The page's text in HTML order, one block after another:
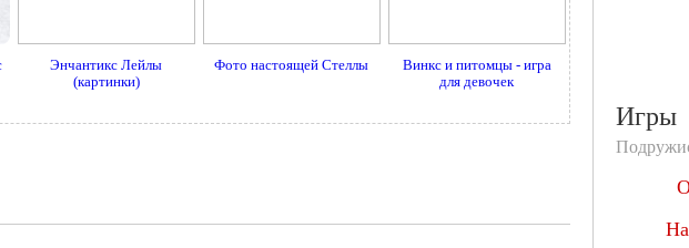
Энчантикс Лейлы
(картинки)
Фото настоящей Стеллы
Винкс и питомцы - игра
для девочек
Игры